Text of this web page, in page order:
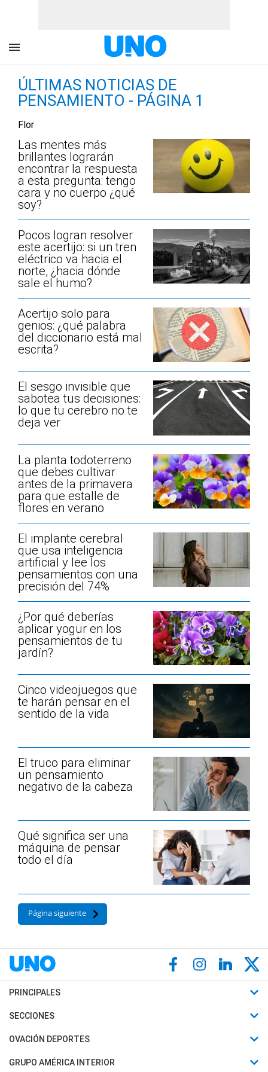
ÚLTIMAS NOTICIAS DE
PENSAMIENTO - PÁGINA 1
Flor
Las mentes más
brillantes lograrán
encontrar la respuesta
a esta pregunta: tengo
cara y no cuerpo ¿qué
soy?
Pocos logran resolver
este acertijo: si un tren
eléctrico va hacia el
norte, ¿hacia dónde
sale el humo?
Acertijo solo para
genios: ¿qué palabra
del diccionario está mal
escrita?
El sesgo invisible que
sabotea tus decisiones:
lo que tu cerebro no te
deja ver
La planta todoterreno
que debes cultivar
antes de la primavera
para que estalle de
flores en verano
El implante cerebral
que usa inteligencia
artificial y lee los
pensamientos con una
precisión del 74%
¿Por qué deberías
aplicar yogur en los
pensamientos de tu
jardín?
Cinco videojuegos que
te harán pensar en el
sentido de la vida
El truco para eliminar
un pensamiento
negativo de la cabeza
Qué significa ser una
máquina de pensar
todo el día
Página siguiente
PRINCIPALES
Últimas Noticias
Política
SECCIONES
Horóscopo
Motores
OVACIÓN DEPORTES
Fútbol
GRUPO AMÉRICA INTERIOR